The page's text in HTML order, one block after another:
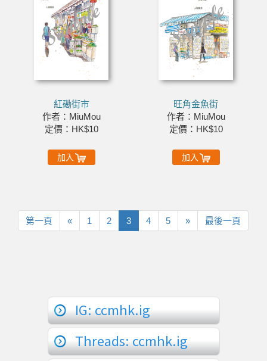
紅磡街市
作者：MiuMou
定價：HK$10
加入
旺角金魚街
作者：MiuMou
定價：HK$10
加入
第一頁
一
«上
一
1 2 3 4 5 »下
一
最後一頁
後
IG: ccmhk.ig
Threads: ccmhk.ig